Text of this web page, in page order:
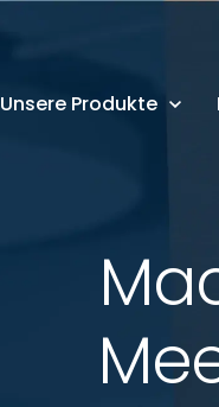
Unsere Produkte